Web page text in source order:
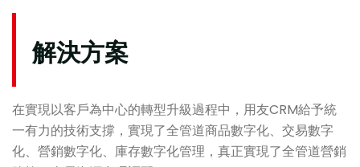
解決方案
在實現以客戶為中心的轉型升級過程中，用友CRM給予統
一有力的技術支撐，實現了全管道商品數字化、交易數字
化、營銷數字化、庫存數字化管理，真正實現了全管道營銷